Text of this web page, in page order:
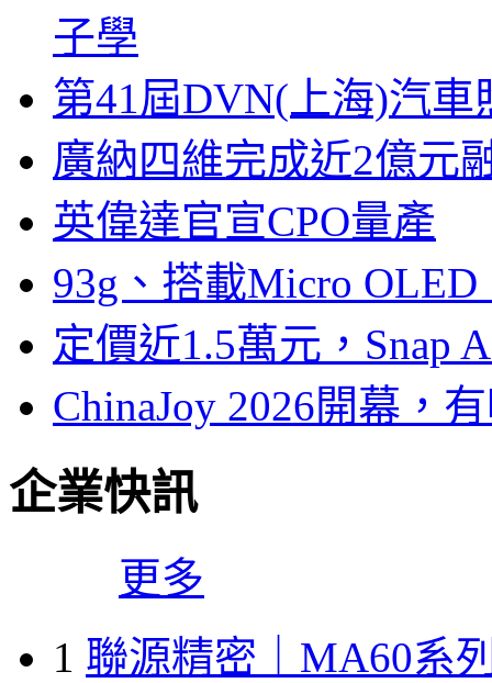
子學
第41屆DVN(上海)汽
廣納四維完成近2億元
英偉達官宣CPO量產
93g、搭載Micro
定價近1.5萬元，Snap
ChinaJoy 2026開幕，
企業快訊
更多
1 聯源精密｜MA60系